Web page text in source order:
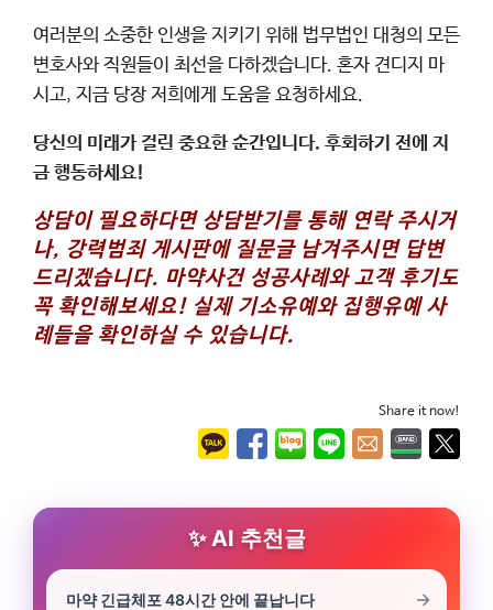
여러분의 소중한 인생을 지키기 위해 법무법인 대청의 모든
변호사와 직원들이 최선을 다하겠습니다. 혼자 견디지 마
시고, 지금 당장 저희에게 도움을 요청하세요.
당신의 미래가 걸린 중요한 순간입니다. 후회하기 전에 지
금 행동하세요!
상담이 필요하다면 상담받기를 통해 연락 주시거
나, 강력범죄 게시판에 질문글 남겨주시면 답변
드리겠습니다. 마약사건 성공사례와 고객 후기도
꼭 확인해보세요! 실제 기소유예와 집행유예 사
례들을 확인하실 수 있습니다.
Share it now!
AI 추천글
마약 긴급체포 48시간 안에 끝납니다